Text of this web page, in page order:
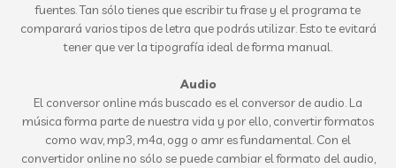
fuentes. Tan sólo tienes que escribir tu frase y el programa te
comparará varios tipos de letra que podrás utilizar. Esto te evitará
tener que ver la tipografía ideal de forma manual.
Audio
El conversor online más buscado es el conversor de audio. La
música forma parte de nuestra vida y por ello, convertir formatos
como wav, mp3, m4a, ogg o amr es fundamental. Con el
convertidor online no sólo se puede cambiar el formato del audio,